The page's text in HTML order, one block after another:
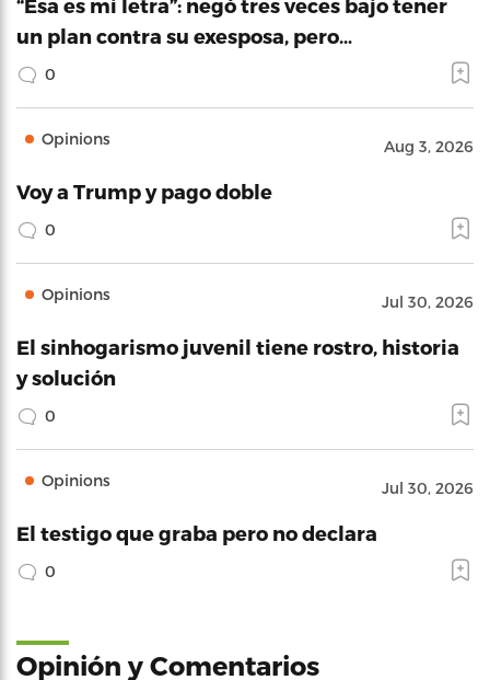
un plan contra su exesposa, pero…
0
Opinions Aug 3, 2026
Voy a Trump y pago doble
0
Opinions Jul 30, 2026
El sinhogarismo juvenil tiene rostro, historia
y solución
0
Opinions Jul 30, 2026
El testigo que graba pero no declara
0
Opinión y Comentarios